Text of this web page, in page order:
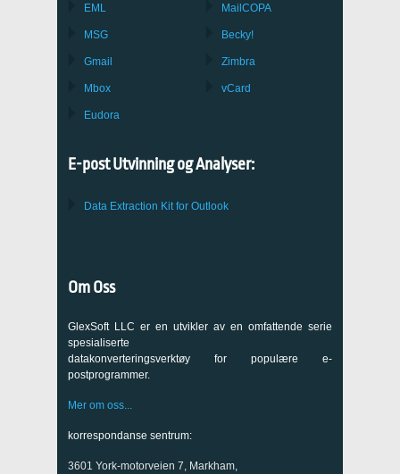
EML
MSG
Gmail
Mbox
Eudora
MailCOPA
Becky!
Zimbra
vCard
E-post Utvinning og Analyser:
Data Extraction Kit for Outlook
Om Oss
GlexSoft LLC er en utvikler av en omfattende serie
spesialiserte
datakonverteringsverktøy for populære e-
postprogrammer.
Mer om oss...
korrespondanse sentrum:
3601 York-motorveien 7, Markham,